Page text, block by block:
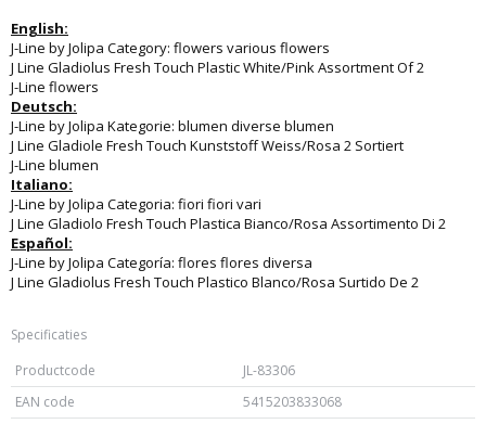
English:
J-Line by Jolipa Category: flowers various flowers
J Line Gladiolus Fresh Touch Plastic White/Pink Assortment Of 2
J-Line flowers
Deutsch:
J-Line by Jolipa Kategorie: blumen diverse blumen
J Line Gladiole Fresh Touch Kunststoff Weiss/Rosa 2 Sortiert
J-Line blumen
Italiano:
J-Line by Jolipa Categoria: fiori fiori vari
J Line Gladiolo Fresh Touch Plastica Bianco/Rosa Assortimento Di 2
Español:
J-Line by Jolipa Categoría: flores flores diversa
J Line Gladiolus Fresh Touch Plastico Blanco/Rosa Surtido De 2
Specificaties
Productcode
JL-83306
EAN code
5415203833068